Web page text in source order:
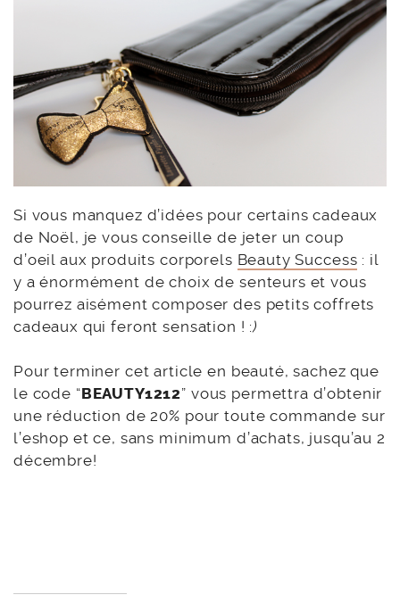
Si vous manquez d’idées pour certains cadeaux
de Noël, je vous conseille de jeter un coup
d’oeil aux produits corporels Beauty Success : il
y a énormément de choix de senteurs et vous
pourrez aisément composer des petits coffrets
cadeaux qui feront sensation ! :)
Pour terminer cet article en beauté, sachez que
le code “BEAUTY1212” vous permettra d’obtenir
une réduction de 20% pour toute commande sur
l’eshop et ce, sans minimum d’achats, jusqu’au 2
décembre!